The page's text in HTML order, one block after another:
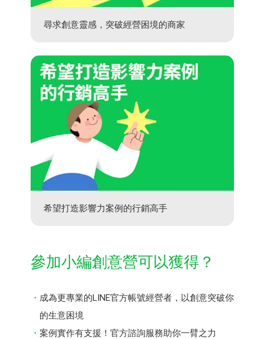
尋求創意靈感，突破經營困境的商家
希望打造影響力案例的行銷高手
參加小編創意營可以獲得？
成為更專業的LINE官方帳號經營者，以創意突破你
的生意困境
案例實作有支援！官方諮詢服務助你一臂之力